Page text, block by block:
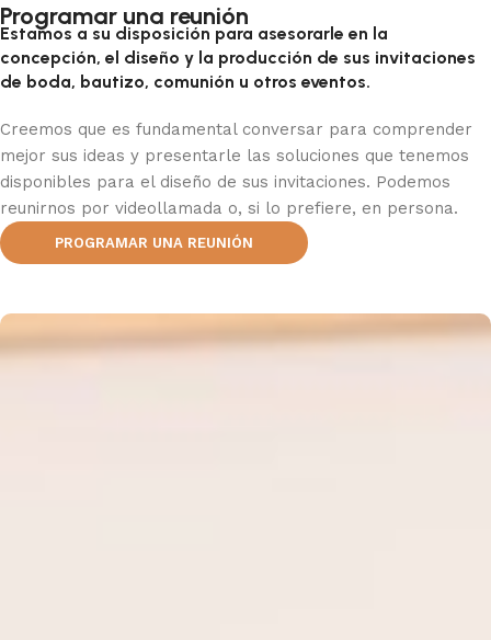
Programar una reunión
Estamos a su disposición para asesorarle en la
concepción, el diseño y la producción de sus invitaciones
de boda, bautizo, comunión u otros eventos.
Creemos que es fundamental conversar para comprender
mejor sus ideas y presentarle las soluciones que tenemos
disponibles para el diseño de sus invitaciones. Podemos
reunirnos por videollamada o, si lo prefiere, en persona.
PROGRAMAR UNA REUNIÓN